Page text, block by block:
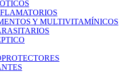
Y MULTIVITAMÍNICOS